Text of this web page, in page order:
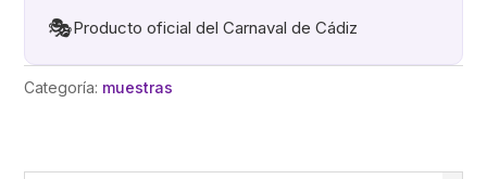
🎭Producto oficial del Carnaval de Cádiz
Categoría: muestras